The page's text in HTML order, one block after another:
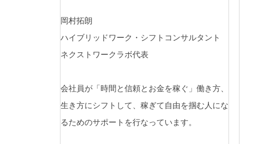
岡村拓朗
ハイブリッドワーク・シフトコンサルタント
ネクストワークラボ代表
会社員が「時間と信頼とお金を稼ぐ」働き方、
生き方にシフトして、稼ぎて自由を掴む人にな
るためのサポートを行なっています。